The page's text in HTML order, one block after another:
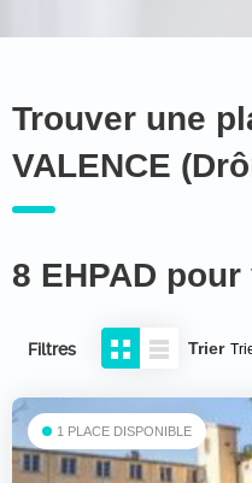
Trouver une
VALENCE
8 EHPAD
Filtres Trier
1 PLACE DISPONIBLE